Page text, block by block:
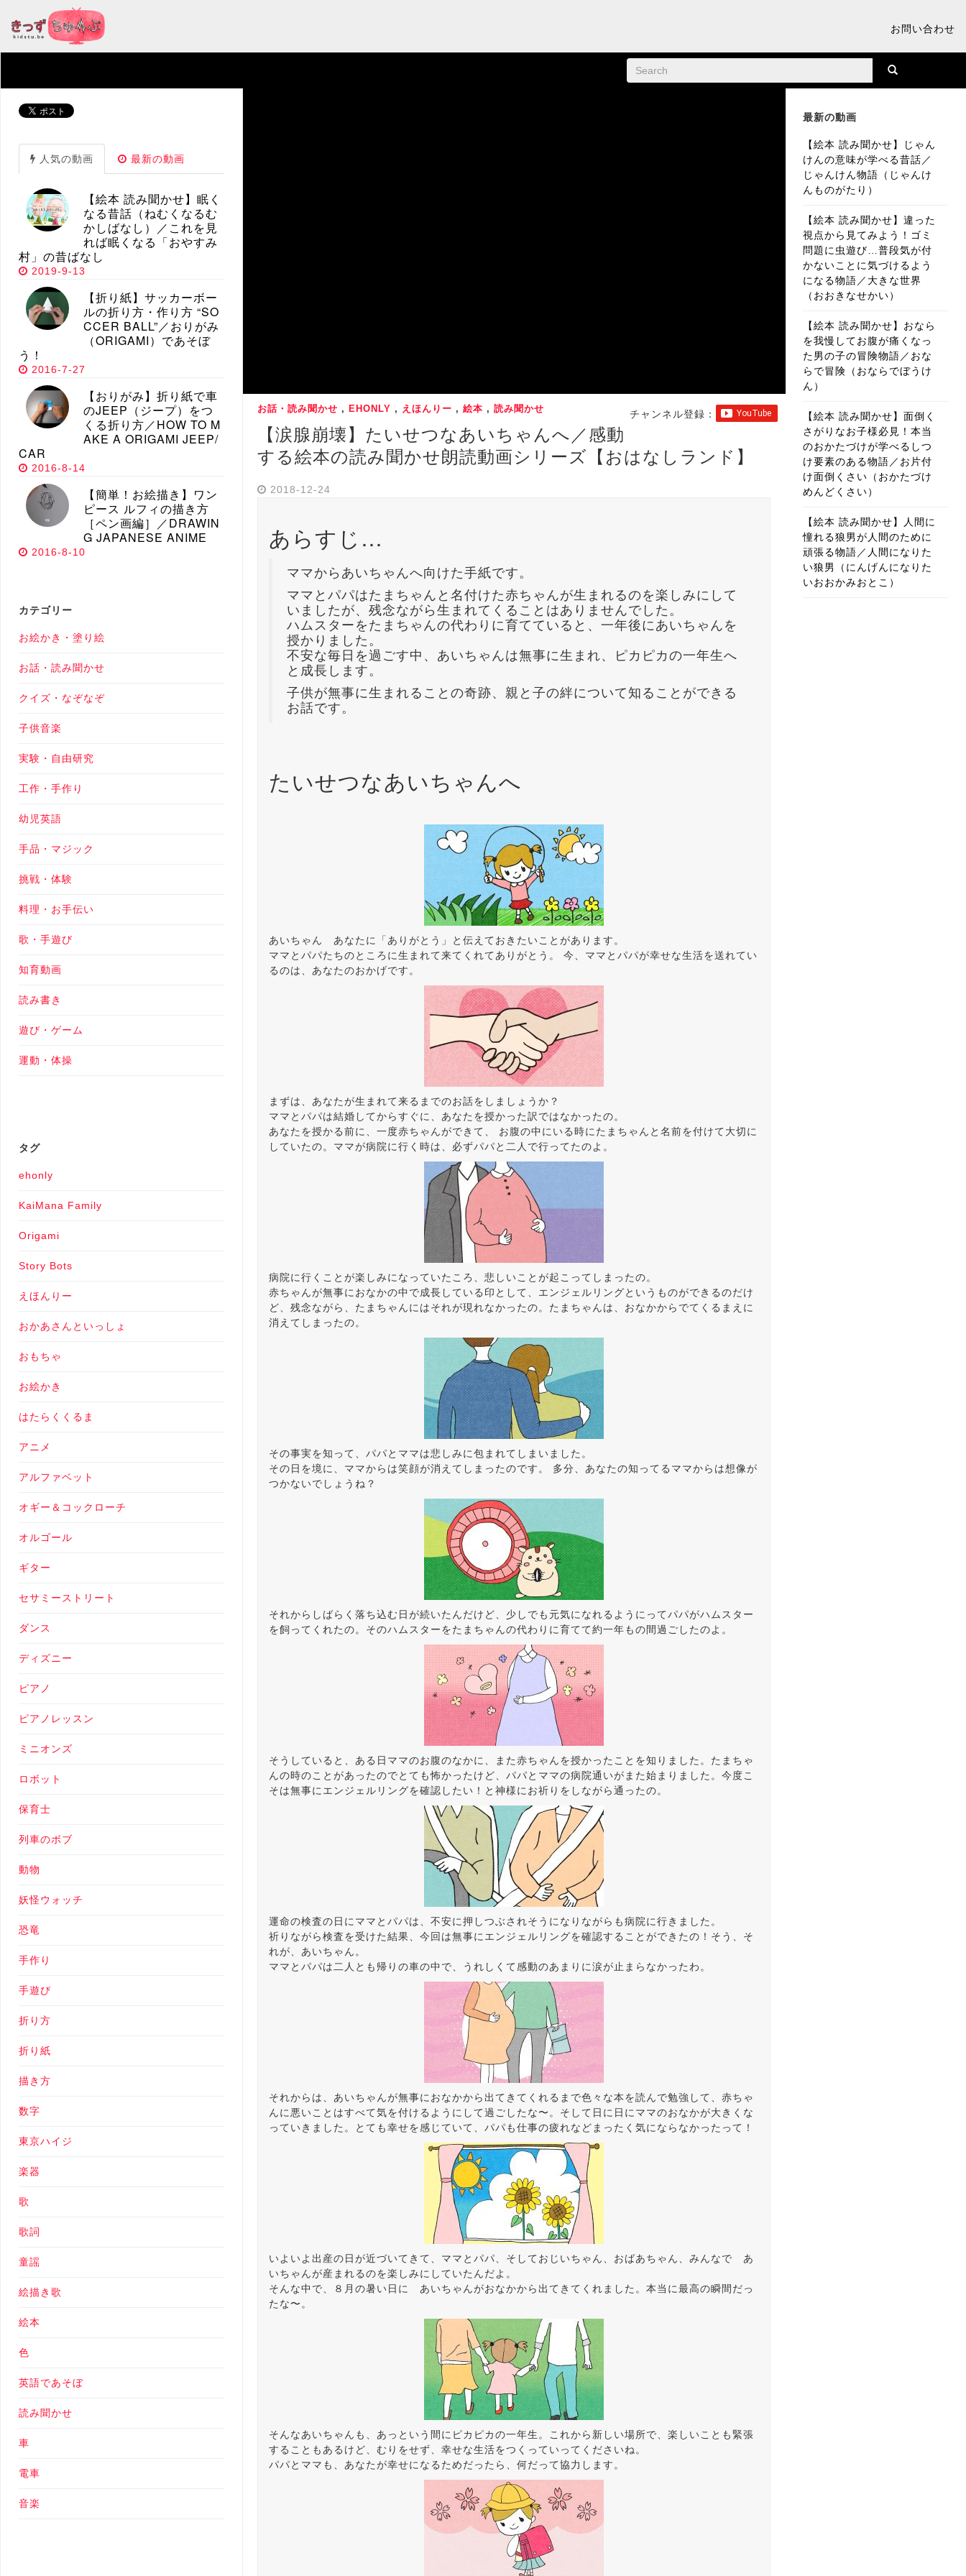
お問い合わせ
チャンネル登録：
お話・読み聞かせ , EHONLY , えほんりー , 絵本 , 読み聞かせ
【涙腺崩壊】たいせつなあいちゃんへ／感動
する絵本の読み聞かせ朗読動画シリーズ【おはなしランド】
2018-12-24
あらすじ…
ママからあいちゃんへ向けた手紙です。
ママとパパはたまちゃんと名付けた赤ちゃんが生まれるのを楽しみにして
いましたが、残念ながら生まれてくることはありませんでした。
ハムスターをたまちゃんの代わりに育てていると、一年後にあいちゃんを
授かりました。
不安な毎日を過ごす中、あいちゃんは無事に生まれ、ピカピカの一年生へ
と成長します。
子供が無事に生まれることの奇跡、親と子の絆について知ることができる
お話です。
たいせつなあいちゃんへ
あいちゃん あなたに「ありがとう」と伝えておきたいことがあります。
ママとパパたちのところに生まれて来てくれてありがとう。 今、ママとパパが幸せな生活を送れてい
るのは、あなたのおかげです。
まずは、あなたが生まれて来るまでのお話をしましょうか？
ママとパパは結婚してからすぐに、あなたを授かった訳ではなかったの。
あなたを授かる前に、一度赤ちゃんができて、 お腹の中にいる時にたまちゃんと名前を付けて大切に
していたの。ママが病院に行く時は、必ずパパと二人で行ってたのよ。
病院に行くことが楽しみになっていたころ、悲しいことが起こってしまったの。
赤ちゃんが無事におなかの中で成長している印として、エンジェルリングというものができるのだけ
ど、残念ながら、たまちゃんにはそれが現れなかったの。たまちゃんは、おなかからでてくるまえに
消えてしまったの。
その事実を知って、パパとママは悲しみに包まれてしまいました。
その日を境に、ママからは笑顔が消えてしまったのです。 多分、あなたの知ってるママからは想像が
つかないでしょうね？
それからしばらく落ち込む日が続いたんだけど、少しでも元気になれるようにってパパがハムスター
を飼ってくれたの。そのハムスターをたまちゃんの代わりに育てて約一年もの間過ごしたのよ。
そうしていると、ある日ママのお腹のなかに、また赤ちゃんを授かったことを知りました。たまちゃ
んの時のことがあったのでとても怖かったけど、パパとママの病院通いがまた始まりました。今度こ
そは無事にエンジェルリングを確認したい！と神様にお祈りをしながら通ったの。
運命の検査の日にママとパパは、不安に押しつぶされそうになりながらも病院に行きました。
祈りながら検査を受けた結果、今回は無事にエンジェルリングを確認することができたの！そう、そ
れが、あいちゃん。
ママとパパは二人とも帰りの車の中で、うれしくて感動のあまりに涙が止まらなかったわ。
それからは、あいちゃんが無事におなかから出てきてくれるまで色々な本を読んで勉強して、赤ちゃ
んに悪いことはすべて気を付けるようにして過ごしたな〜。そして日に日にママのおなかが大きくな
っていきました。とても幸せを感じていて、パパも仕事の疲れなどまったく気にならなかったって！
いよいよ出産の日が近づいてきて、ママとパパ、そしておじいちゃん、おばあちゃん、みんなで あ
いちゃんが産まれるのを楽しみにしていたんだよ。
そんな中で、８月の暑い日に あいちゃんがおなかから出てきてくれました。本当に最高の瞬間だっ
たな〜。
そんなあいちゃんも、あっという間にピカピカの一年生。これから新しい場所で、楽しいことも緊張
することもあるけど、むりをせず、幸せな生活をつくっていってくださいね。
パパとママも、あなたが幸せになるためだったら、何だって協力します。
最新の動画
【絵本 読み聞かせ】じゃん
けんの意味が学べる昔話／
じゃんけん物語（じゃんけ
んものがたり）
【絵本 読み聞かせ】違った
視点から見てみよう！ゴミ
問題に虫遊び…普段気が付
かないことに気づけるよう
になる物語／大きな世界
（おおきなせかい）
【絵本 読み聞かせ】おなら
を我慢してお腹が痛くなっ
た男の子の冒険物語／おな
らで冒険（おならでぼうけ
ん）
【絵本 読み聞かせ】面倒く
さがりなお子様必見！本当
のおかたづけが学べるしつ
け要素のある物語／お片付
け面倒くさい（おかたづけ
めんどくさい）
【絵本 読み聞かせ】人間に
憧れる狼男が人間のために
頑張る物語／人間になりた
い狼男（にんげんになりた
いおおかみおとこ）
人気の動画 最新の動画
【絵本 読み聞かせ】眠く
なる昔話（ねむくなるむ
かしばなし）／これを見
れば眠くなる「おやすみ
村」の昔ばなし
2019-9-13
【折り紙】サッカーボー
ルの折り方・作り方 “SO
CCER BALL”／おりがみ
（ORIGAMI）であそぼ
う！
2016-7-27
【おりがみ】折り紙で車
のJEEP（ジープ）をつ
くる折り方／HOW TO M
AKE A ORIGAMI JEEP/
CAR
2016-8-14
【簡単！お絵描き】ワン
ピース ルフィの描き方
［ペン画編］／DRAWIN
G JAPANESE ANIME
2016-8-10
カテゴリー
お絵かき・塗り絵
お話・読み聞かせ
クイズ・なぞなぞ
子供音楽
実験・自由研究
工作・手作り
幼児英語
手品・マジック
挑戦・体験
料理・お手伝い
歌・手遊び
知育動画
読み書き
遊び・ゲーム
運動・体操
タグ
ehonly
KaiMana Family
Origami
Story Bots
えほんりー
おかあさんといっしょ
おもちゃ
お絵かき
はたらくくるま
アニメ
アルファベット
オギー＆コックローチ
オルゴール
ギター
セサミーストリート
ダンス
ディズニー
ピアノ
ピアノレッスン
ミニオンズ
ロボット
保育士
列車のボブ
動物
妖怪ウォッチ
恐竜
手作り
手遊び
折り方
折り紙
描き方
数字
東京ハイジ
楽器
歌
歌詞
童謡
絵描き歌
絵本
色
英語であそぼ
読み聞かせ
車
電車
音楽